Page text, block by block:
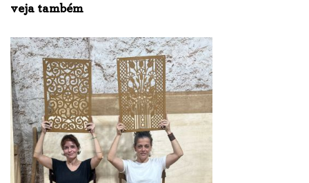
veja também